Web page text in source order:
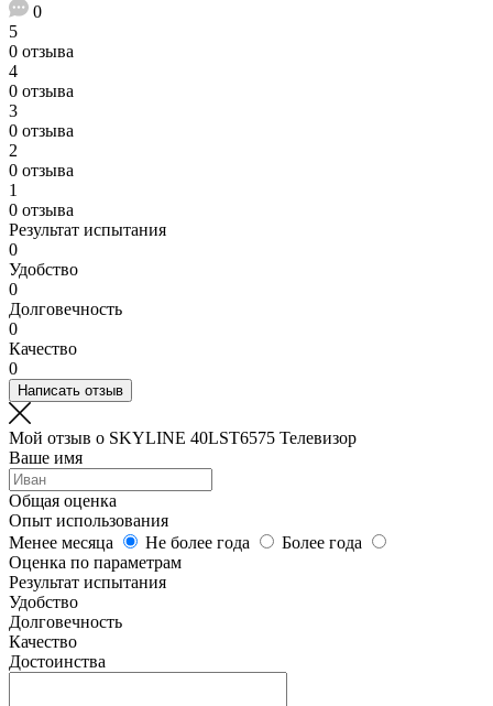
0
5
0 отзыва
4
0 отзыва
3
0 отзыва
2
0 отзыва
1
0 отзыва
Результат испытания
0
Удобство
0
Долговечность
0
Качество
0
Написать отзыв
Мой отзыв о SKYLINE 40LST6575 Телевизор
Ваше имя
Общая оценка
Опыт использования
Менее месяца
Не более года
Более года
Оценка по параметрам
Результат испытания
Удобство
Долговечность
Качество
Достоинства